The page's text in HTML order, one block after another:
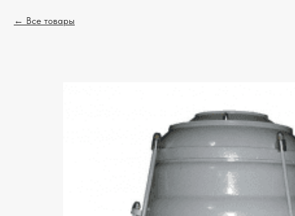
Все товары